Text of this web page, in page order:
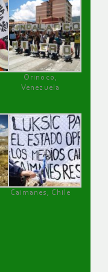
Orinoco,
Venezuela
Caimanes, Chile